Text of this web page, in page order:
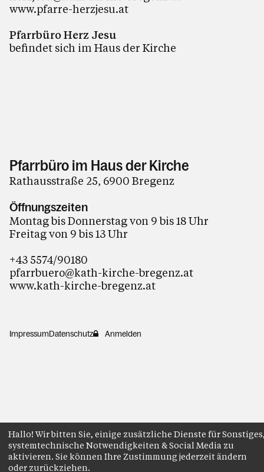
www.pfarre-herzjesu.at
Pfarrbüro Herz Jesu
befindet sich im Haus der Kirche
Pfarrbüro im Haus der Kirche
Rathausstraße 25, 6900 Bregenz
Öffnungszeiten
Montag bis Donnerstag von 9 bis 18 Uhr
Freitag von 9 bis 13 Uhr
+43 5574/90180
pfarrbuero@kath-kirche-bregenz.at
www.kath-kirche-bregenz.at
ImpressumDatenschutz Anmelden
Hallo! Wir bitten Sie, einige zusätzliche Dienste für
systemtechnische Notwendigkeiten & Social Media zu
aktivieren. Sie können Ihre Zustimmung jederzeit ändern
oder zurückziehen.